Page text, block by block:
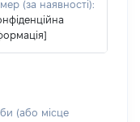
(за наявності):
(або місце